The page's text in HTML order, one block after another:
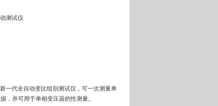
测试仪
一代全自动变比组别测试仪，可一次测量单
，并可用于单相变压器的性测量。